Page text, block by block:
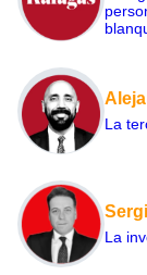
La
La